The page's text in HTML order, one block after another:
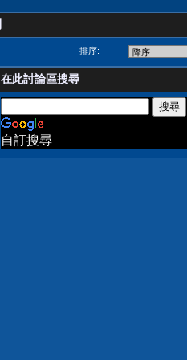
排序:
在此討論區搜尋
自訂搜尋